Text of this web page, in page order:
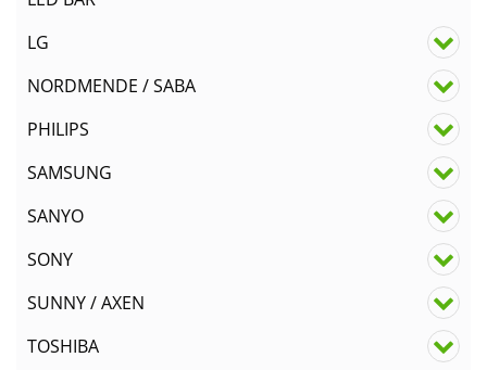
LG
NORDMENDE / SABA
PHILIPS
SAMSUNG
SANYO
SONY
SUNNY / AXEN
TOSHIBA